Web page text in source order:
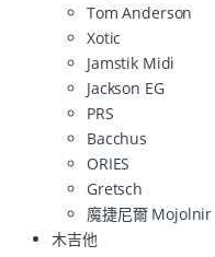
Tom Anderson
Xotic
Jamstik Midi
Jackson EG
PRS
Bacchus
ORIES
Gretsch
魔捷尼爾 Mojolnir
木吉他